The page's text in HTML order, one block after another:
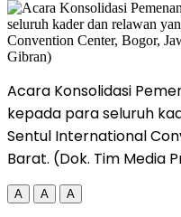
Acara Konsolidasi
kepada para seluruh
Sentul International
Barat. (Dok. Tim Media
A A A